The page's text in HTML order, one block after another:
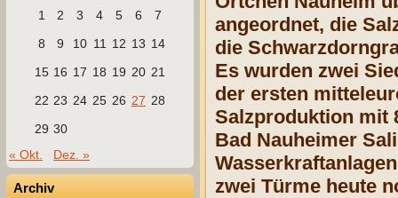
1
2 3 4 5 6
7
8
9 10 11 12 13 14
15 16 17 18 19 20 21
22 23 24 25 26 27 28
29 30
« Okt.
Dez. »
Archiv
angeordnet, die
die
Es wurden zwei
der ersten
Salzproduktion mit
Bad Nauheimer
zwei Türme heute